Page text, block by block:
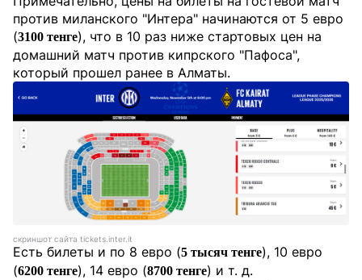
против миланского "Интера" начинаются от 5 евро
(3100 тенге), что в 10 раз ниже стартовых цен на
домашний матч против кипрского "Пафоса",
который прошел ранее в Алматы.
скриншот сайта tickets.inter.it
Есть билеты и по 8 евро (5 тысяч тенге), 10 евро
(6200 тенге), 14 евро (8700 тенге) и т. д.